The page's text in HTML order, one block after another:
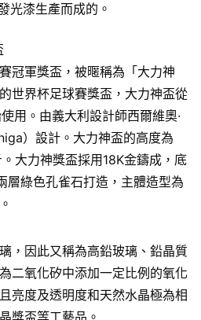
光漆生產而成的。
冠軍獎盃，被暱稱為「大力神
世界杯足球賽獎盃，大力神盃從
用。由義大利設計師西爾維奧·
）設計。大力神盃的高度為
大力神獎盃採用18K金鑄成，底
層綠色孔雀石打造，主體造型為
，因此又稱為高鉛玻璃、鉛晶質
二氧化矽中添加一定比例的氧化
亮度及透明度和天然水晶極為相